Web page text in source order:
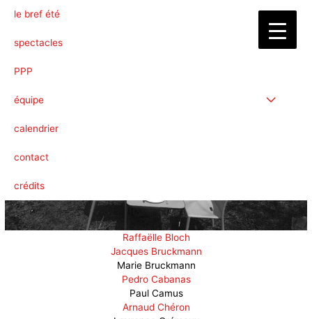
le bref été
spectacles
Menu
PPP
équipe
calendrier
contact
crédits
Equipe
Raffaëlle Bloch
Jacques Bruckmann
Marie Bruckmann
Pedro Cabanas
Paul Camus
Arnaud Chéron